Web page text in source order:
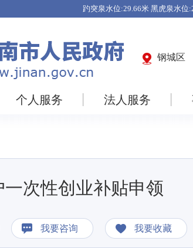
钢城区
个人服务 法人服务
次性创业补贴申领
我要咨询 我要收藏